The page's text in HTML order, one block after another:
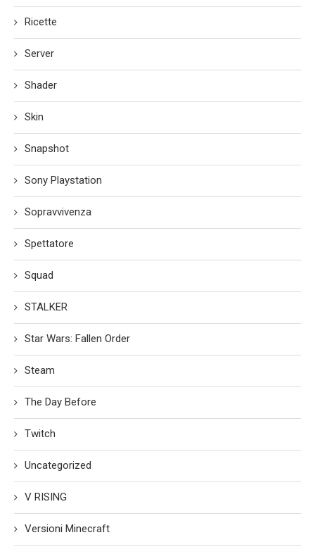
Ricette
Server
Shader
Skin
Snapshot
Sony Playstation
Sopravvivenza
Spettatore
Squad
STALKER
Star Wars: Fallen Order
Steam
The Day Before
Twitch
Uncategorized
V RISING
Versioni Minecraft